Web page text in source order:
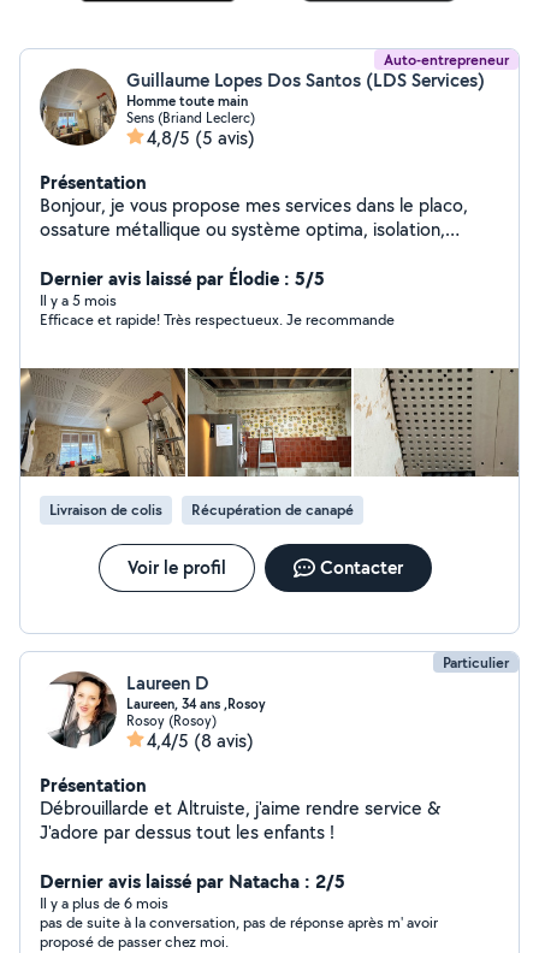
Auto-entrepreneur
Guillaume Lopes Dos Santos (LDS Services)
Homme toute main
Sens (Briand Leclerc)
4,8/5 (5 avis)
Présentation
Bonjour, je vous propose mes services dans le placo,
ossature métallique ou système optima, isolation,
Dernier avis laissé par Élodie : 5/5
Il y a 5 mois
Efficace et rapide! Très respectueux. Je recommande
Livraison de colis Récupération de canapé
Voir le profil Contacter
Particulier
Laureen D
Laureen, 34 ans ,Rosoy
Rosoy (Rosoy)
4,4/5 (8 avis)
Présentation
Débrouillarde et Altruiste, j'aime rendre service &
J'adore par dessus tout les enfants !
Dernier avis laissé par Natacha : 2/5
Il y a plus de 6 mois
pas de suite à la conversation, pas de réponse après m' avoir
proposé de passer chez moi.